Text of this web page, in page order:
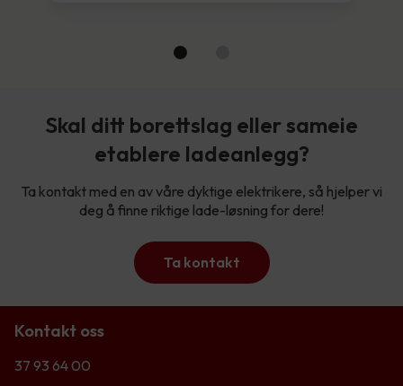
Skal ditt borettslag eller sameie
etablere ladeanlegg?
Ta kontakt med en av våre dyktige elektrikere, så hjelper vi
deg å finne riktige lade-løsning for dere!
Ta kontakt
Kontakt oss
37 93 64 00